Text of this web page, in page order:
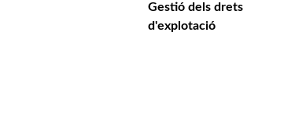
Gestió dels drets
d'explotació